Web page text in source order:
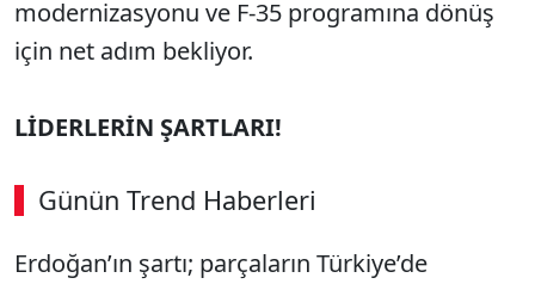
modernizasyonu ve F-35 programına dönüş
için net adım bekliyor.
LİDERLERİN ŞARTLARI!
Günün Trend Haberleri
00:02 / 02:14
Erdoğan’ın şartı; parçaların Türkiye’de